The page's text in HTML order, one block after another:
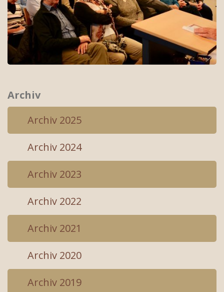
Archiv
Archiv 2025
Archiv 2024
Archiv 2023
Archiv 2022
Archiv 2021
Archiv 2020
Archiv 2019